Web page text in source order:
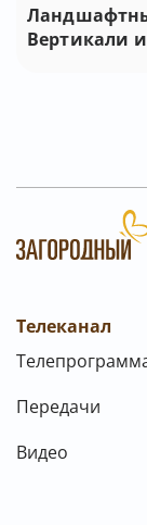
Вертикали
Телеканал
Передачи
Видео